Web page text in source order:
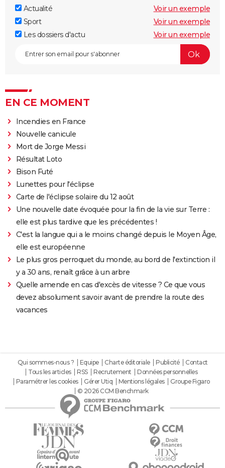
Actualité
Voir un exemple
Sport
Voir un exemple
Les dossiers d'actu
Voir un exemple
EN CE MOMENT
Incendies en France
Nouvelle canicule
Mort de Jorge Messi
Résultat Loto
Bison Futé
Lunettes pour l'éclipse
Carte de l'éclipse solaire du 12 août
Une nouvelle date évoquée pour la fin de la vie sur Terre :
elle est plus tardive que les précédentes !
C'est la langue qui a le moins changé depuis le Moyen Âge,
elle est européenne
Le plus gros perroquet du monde, au bord de l'extinction il
y a 30 ans, renaît grâce à un arbre
Quelle amende en cas d'excès de vitesse ? Ce que vous
devez absolument savoir avant de prendre la route des
vacances
Qui sommes-nous ? Equipe Charte éditoriale Publicité
Contact
Tous les articles
RSS Recrutement
Données personnelles
Paramétrer les cookies
Gérer Utiq Mentions légales
Groupe Figaro
© 2026 CCM Benchmark